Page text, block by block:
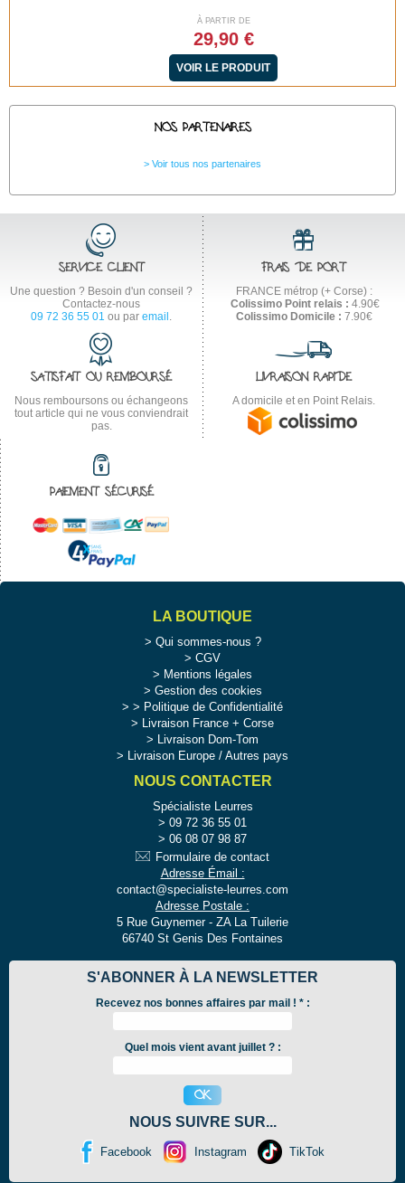
À PARTIR DE
29,90 €
VOIR LE PRODUIT
NOS PARTENAIRES
Voir tous nos partenaires
SERVICE CLIENT
Une question ? Besoin d'un conseil ?
Contactez-nous
09 72 36 55 01 ou par email .
FRAIS DE PORT
FRANCE métrop (+ Corse) :
Colissimo Point relais : 4.90€
Colissimo Domicile : 7.90€
SATISFAIT OU REMBOURSÉ
Nous remboursons ou échangeons
tout article qui ne vous conviendrait
pas.
LIVRAISON RAPIDE
A domicile et en Point Relais.
PAIEMENT SÉCURISÉ
LA BOUTIQUE
Qui sommes-nous ?
CGV
Mentions légales
Gestion des cookies
>
Politique de Confidentialité
Livraison France + Corse
Livraison Dom-Tom
Livraison Europe / Autres pays
NOUS CONTACTER
Spécialiste Leurres
09 72 36 55 01
06 08 07 98 87
Formulaire de contact
Adresse Émail :
contact@specialiste-leurres.com
Adresse Postale :
5 Rue Guynemer - ZA La Tuilerie
66740 St Genis Des Fontaines
S'ABONNER À LA NEWSLETTER
Recevez nos bonnes affaires par mail ! *:
Quel mois vient avant juillet ? :
NOUS SUIVRE SUR...
Facebook Instagram TikTok